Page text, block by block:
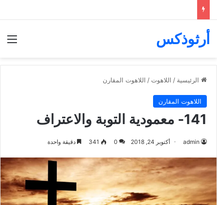
أرثوذكس
الرئيسية / اللاهوت / اللاهوت المقارن
اللاهوت المقارن
141- معمودية التوبة والاعتراف
admin أكتوبر 24, 2018 0
341 دقيقة واحدة